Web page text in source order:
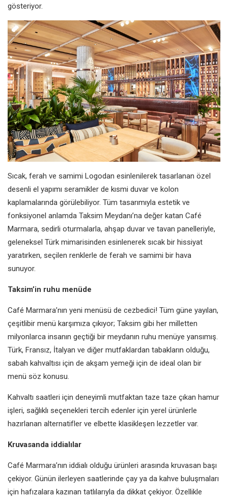
gösteriyor.
Sıcak, ferah ve samimi Logodan esinlenilerek tasarlanan özel
desenli el yapımı seramikler de kısmi duvar ve kolon
kaplamalarında görülebiliyor. Tüm tasarımıyla estetik ve
fonksiyonel anlamda Taksim Meydanı’na değer katan Café
Marmara, sedirli oturmalarla, ahşap duvar ve tavan panelleriyle,
geleneksel Türk mimarisinden esinlenerek sıcak bir hissiyat
yaratırken, seçilen renklerle de ferah ve samimi bir hava
sunuyor.
Taksim’in ruhu menüde
Café Marmara’nın yeni menüsü de cezbedici! Tüm güne yayılan,
çeşitlibir menü karşımıza çıkıyor; Taksim gibi her milletten
milyonlarca insanın geçtiği bir meydanın ruhu menüye yansımış.
Türk, Fransız, İtalyan ve diğer mutfaklardan tabakların olduğu,
sabah kahvaltısı için de akşam yemeği için de ideal olan bir
menü söz konusu.
Kahvaltı saatleri için deneyimli mutfaktan taze taze çıkan hamur
işleri, sağlıklı seçenekleri tercih edenler için yerel ürünlerle
hazırlanan alternatifler ve elbette klasikleşen lezzetler var.
Kruvasanda iddialılar
Café Marmara’nın iddialı olduğu ürünleri arasında kruvasan başı
çekiyor. Günün ilerleyen saatlerinde çay ya da kahve buluşmaları
için hafızalara kazınan tatlılarıyla da dikkat çekiyor. Özellikle